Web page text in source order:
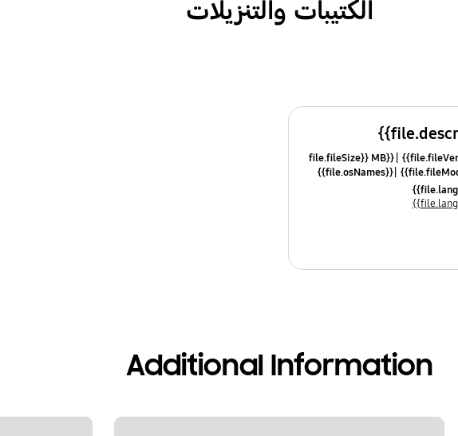
الكتيبات والتنزيلات
{{file.fileSize}} MB
{{file.osNames}}
Additional Information